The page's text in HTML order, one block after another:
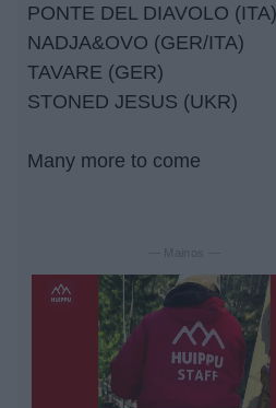
PONTE DEL DIAVOLO (ITA)
NADJA&OVO (GER/ITA)
TAVARE (GER)
STONED JESUS (UKR)
Many more to come
— Mainos —